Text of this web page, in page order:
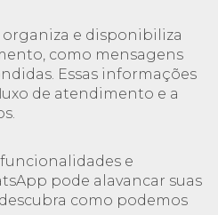
e disponibiliza
como mensagens
Essas informações
de atendimento e a
e
pode alavancar suas
como podemos